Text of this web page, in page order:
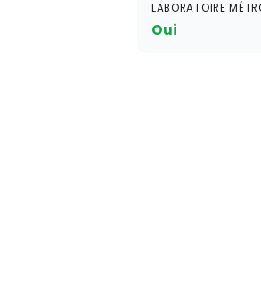
LABORATOIRE
Oui